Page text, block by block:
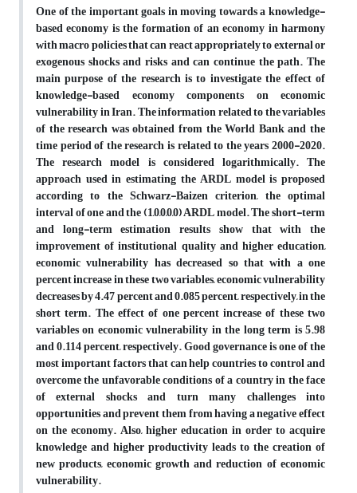
One of the important goals in moving towards a knowledge-
based economy is the formation of an economy in harmony
with macro policies that can react appropriately to external or
exogenous shocks and risks and can continue the path. The
main purpose of the research is to investigate the effect of
knowledge-based economy components on economic
vulnerability in Iran. The information related to the variables
of the research was obtained from the World Bank and the
time period of the research is related to the years 2000-2020.
The research model is considered logarithmically. The
approach used in estimating the ARDL model is proposed
according to the Schwarz-Baizen criterion, the optimal
interval of one and the (1,0,0,0,0) ARDL model. The short-term
and long-term estimation results show that with the
improvement of institutional quality and higher education,
economic vulnerability has decreased so that with a one
percent increase in these two variables, economic vulnerability
decreases by 4.47 percent and 0.085 percent, respectively, in the
short term. The effect of one percent increase of these two
variables on economic vulnerability in the long term is 5.98
and 0.114 percent, respectively. Good governance is one of the
most important factors that can help countries to control and
overcome the unfavorable conditions of a country in the face
of external shocks and turn many challenges into
opportunities and prevent them from having a negative effect
on the economy. Also, higher education in order to acquire
knowledge and higher productivity leads to the creation of
new products, economic growth and reduction of economic
vulnerability.